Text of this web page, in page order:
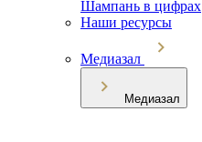
Шампань в цифрах
Наши ресурсы
Медиазал
Медиазал